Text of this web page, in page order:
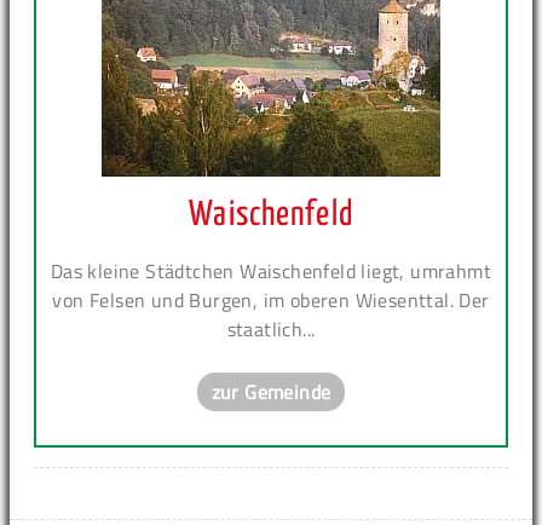
Waischenfeld
Das kleine Städtchen Waischenfeld liegt, umrahmt
von Felsen und Burgen, im oberen Wiesenttal. Der
staatlich...
zur Gemeinde